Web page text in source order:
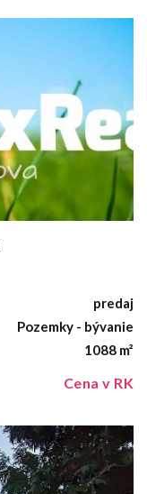
predaj
Pozemky - bývanie
1088 m²
Cena v RK